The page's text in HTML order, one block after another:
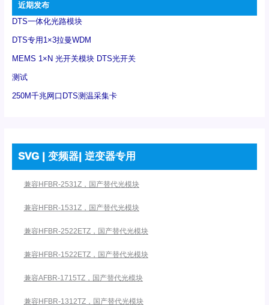
近期发布
DTS一体化光路模块
DTS专用1×3拉曼WDM
MEMS 1×N 光开关模块 DTS光开关
测试
250M千兆网口DTS测温采集卡
SVG | 变频器| 逆变器专用
兼容HFBR-2531Z，国产替代光模块
兼容HFBR-1531Z，国产替代光模块
兼容HFBR-2522ETZ，国产替代光模块
兼容HFBR-1522ETZ，国产替代光模块
兼容AFBR-1715TZ，国产替代光模块
兼容HFBR-1312TZ，国产替代光模块